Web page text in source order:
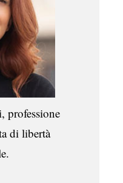
professione
di libertà